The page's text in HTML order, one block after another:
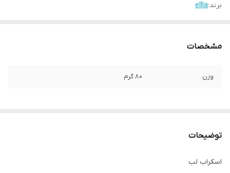
برند:ellla
مشخصات
وزن ۸۰ گرم
توضیحات
اسکراب لب